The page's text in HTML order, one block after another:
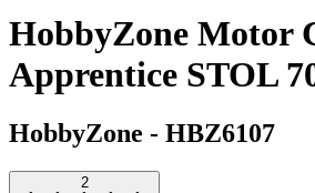
HobbyZone Motor
Apprentice STOL
HobbyZone - HBZ6107
2